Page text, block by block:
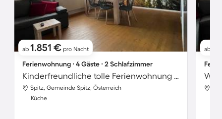
ab 1.851 € pro Nacht
Ferienwohnung ∙ 4 Gäste ∙ 2 Schlafzimmer
Kinderfreundliche tolle Ferienwohnung mit Garten
Spitz, Gemeinde Spitz, Österreich
Küche
ab